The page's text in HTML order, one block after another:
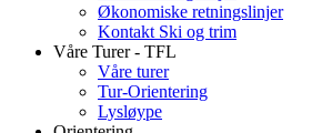
Økonomiske retningslinjer
Kontakt Ski og trim
Våre Turer - TFL
Våre turer
Tur-Orientering
Lysløype